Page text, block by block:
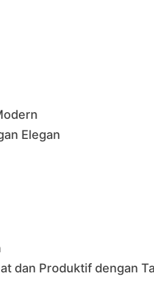
Elegan
dan Produktif dengan